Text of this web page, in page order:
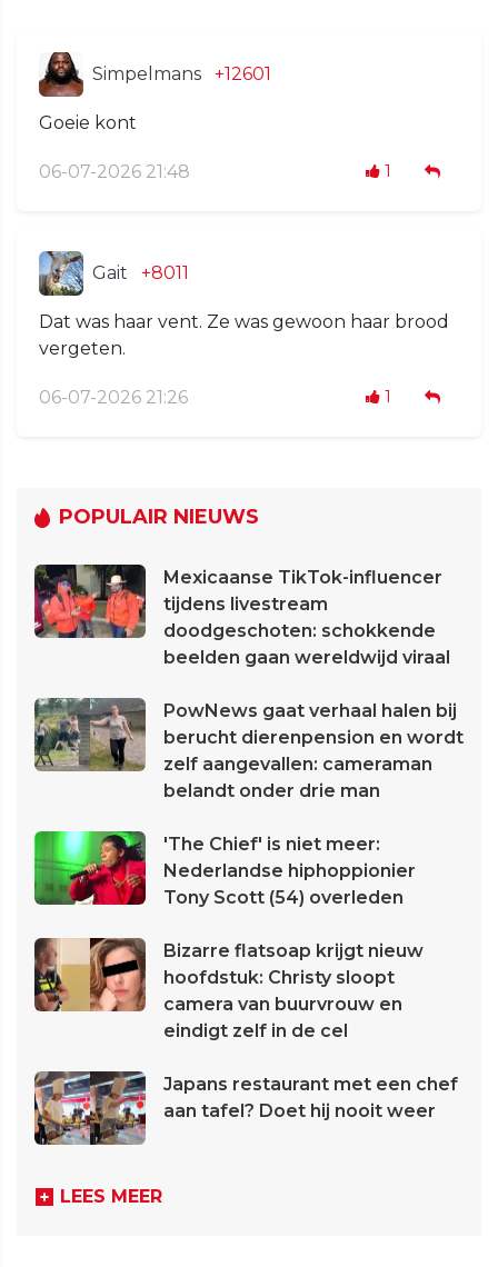
Simpelmans +12601
Goeie kont
06-07-2026 21:48 1
Gait +8011
Dat was haar vent. Ze was gewoon haar brood
vergeten.
06-07-2026 21:26 1
POPULAIR NIEUWS
Mexicaanse TikTok-influencer
tijdens livestream
doodgeschoten: schokkende
beelden gaan wereldwijd viraal
PowNews gaat verhaal halen bij
berucht dierenpension en wordt
zelf aangevallen: cameraman
belandt onder drie man
'The Chief' is niet meer:
Nederlandse hiphoppionier
Tony Scott (54) overleden
Bizarre flatsoap krijgt nieuw
hoofdstuk: Christy sloopt
camera van buurvrouw en
eindigt zelf in de cel
Japans restaurant met een chef
aan tafel? Doet hij nooit weer
LEES MEER